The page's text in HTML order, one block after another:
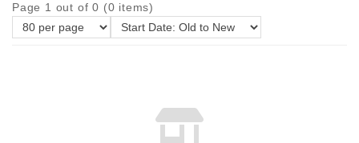
Page 1 out of 0 (0 items)